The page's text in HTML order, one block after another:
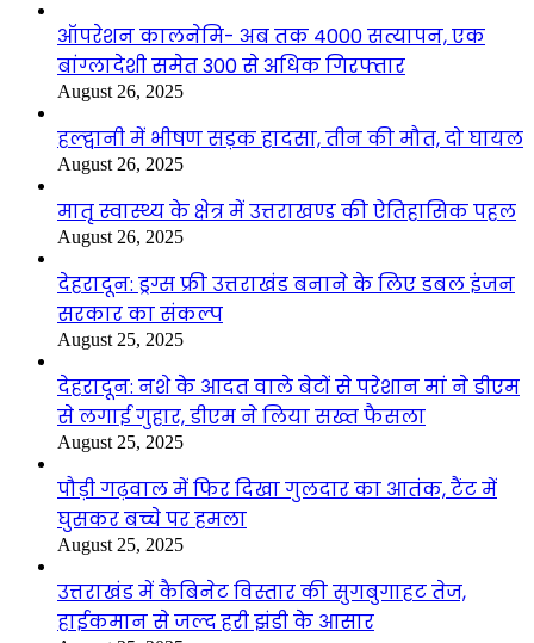
ऑपरेशन कालनेमि- अब तक 4000 सत्यापन, एक
बांग्लादेशी समेत 300 से अधिक गिरफ्तार
August 26, 2025
हल्द्वानी में भीषण सड़क हादसा, तीन की मौत, दो घायल
August 26, 2025
मातृ स्वास्थ्य के क्षेत्र में उत्तराखण्ड की ऐतिहासिक पहल
August 26, 2025
देहरादून: ड्रग्स फ्री उत्तराखंड बनाने के लिए डबल इंजन
सरकार का संकल्प
August 25, 2025
देहरादून: नशे के आदत वाले बेटों से परेशान मां ने डीएम
से लगाई गुहार, डीएम ने लिया सख्त फैसला
August 25, 2025
पौड़ी गढ़वाल में फिर दिखा गुलदार का आतंक, टैंट में
घुसकर बच्चे पर हमला
August 25, 2025
उत्तराखंड में कैबिनेट विस्तार की सुगबुगाहट तेज,
हाईकमान से जल्द हरी झंडी के आसार